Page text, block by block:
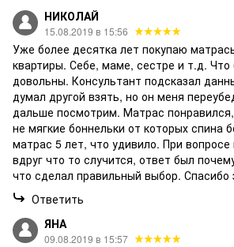
НИКОЛАЙ
15.08.2019 в 15:56
Уже более десятка лет покупаю
квартиры. Себе, маме, сестре и т.д.
довольны. Консультант подсказал
думал другой взять, но он меня
дальше посмотрим. Матрас
не мягкие боннельки от которых спина
матрас 5 лет, что удивило. При вопросе
вдруг что то случится, ответ был
что сделал правильный выбор. Спасибо
Ответить
ЯНА
09.08.2019 в 15:57